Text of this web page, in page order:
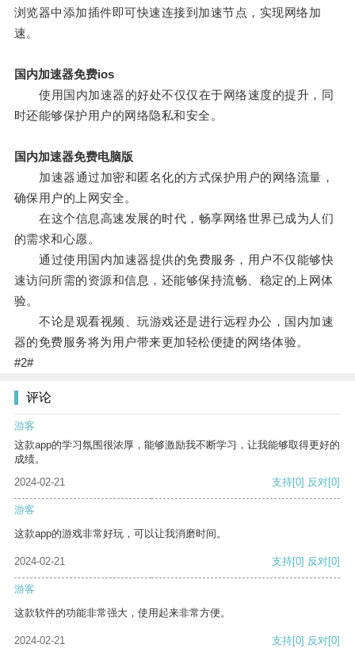
浏览器中添加插件即可快速连接到加速节点，实现网络加
速。
国内加速器免费ios
使用国内加速器的好处不仅仅在于网络速度的提升，同
时还能够保护用户的网络隐私和安全。
国内加速器免费电脑版
加速器通过加密和匿名化的方式保护用户的网络流量，
确保用户的上网安全。
在这个信息高速发展的时代，畅享网络世界已成为人们
的需求和心愿。
通过使用国内加速器提供的免费服务，用户不仅能够快
速访问所需的资源和信息，还能够保持流畅、稳定的上网体
验。
不论是观看视频、玩游戏还是进行远程办公，国内加速
器的免费服务将为用户带来更加轻松便捷的网络体验。
#2#
评论
游客
这款app的学习氛围很浓厚，能够激励我不断学习，让我能够取得更好的
成绩。
2024-02-21
支持[0] 反对[0]
游客
这款app的游戏非常好玩，可以让我消磨时间。
2024-02-21 支持[0] 反对[0]
游客
这款软件的功能非常强大，使用起来非常方便。
2024-02-21 支持[0] 反对[0]